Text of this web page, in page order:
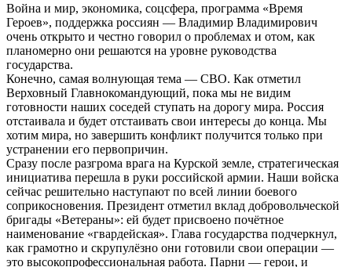
Война и мир, экономика, соцсфера, программа «Время
Героев», поддержка россиян — Владимир Владимирович
очень открыто и честно говорил о проблемах и отом, как
планомерно они решаются на уровне руководства
государства.
Конечно, самая волнующая тема — СВО. Как отметил
Верховный Главнокомандующий, пока мы не видим
готовности наших соседей ступать на дорогу мира. Россия
отстаивала и будет отстаивать свои интересы до конца. Мы
хотим мира, но завершить конфликт получится только при
устранении его первопричин.
Сразу после разгрома врага на Курской земле, стратегическая
инициатива перешла в руки российской армии. Наши войска
сейчас решительно наступают по всей линии боевого
соприкосновения. Президент отметил вклад добровольческой
бригады «Ветераны»: ей будет присвоено почётное
наименование «гвардейская». Глава государства подчеркнул,
как грамотно и скрупулёзно они готовили свои операции —
это высокопрофессиональная работа. Парни — герои, и